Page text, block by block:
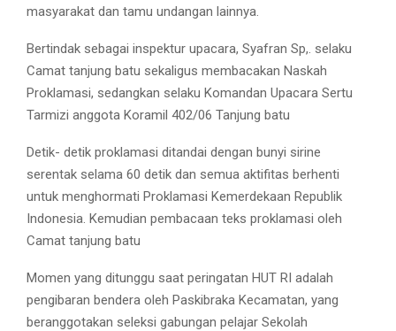
masyarakat dan tamu undangan lainnya.
Bertindak sebagai inspektur upacara, Syafran Sp,. selaku
Camat tanjung batu sekaligus membacakan Naskah
Proklamasi, sedangkan selaku Komandan Upacara Sertu
Tarmizi anggota Koramil 402/06 Tanjung batu
Detik- detik proklamasi ditandai dengan bunyi sirine
serentak selama 60 detik dan semua aktifitas berhenti
untuk menghormati Proklamasi Kemerdekaan Republik
Indonesia. Kemudian pembacaan teks proklamasi oleh
Camat tanjung batu
Momen yang ditunggu saat peringatan HUT RI adalah
pengibaran bendera oleh Paskibraka Kecamatan, yang
beranggotakan seleksi gabungan pelajar Sekolah